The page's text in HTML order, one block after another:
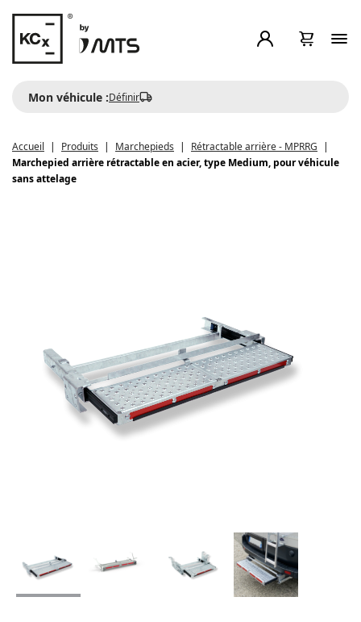
Mon véhicule :Définir
Accueil Produits Marchepieds
Rétractable arrière - MPRRG
Marchepied arrière rétractable en acier, type Medium, pour véhicule
sans attelage